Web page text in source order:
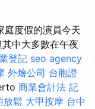
度假的演員今天
中大多數在午夜
登記 seo agency
外燴公司 台胞證
商業會計法 記
放鬆 大甲按摩 台中